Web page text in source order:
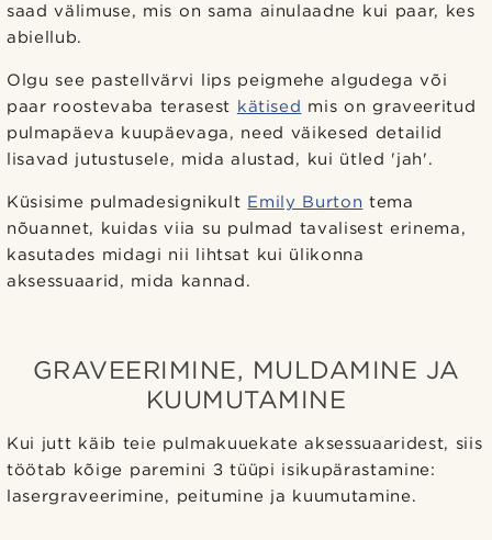
saad välimuse, mis on sama ainulaadne kui paar, kes
abiellub.
Olgu see pastellvärvi lips peigmehe algudega või
paar roostevaba terasest kätised mis on graveeritud
pulmapäeva kuupäevaga, need väikesed detailid
lisavad jutustusele, mida alustad, kui ütled 'jah'.
Küsisime pulmadesignikult Emily Burton tema
nõuannet, kuidas viia su pulmad tavalisest erinema,
kasutades midagi nii lihtsat kui ülikonna
aksessuaarid, mida kannad.
GRAVEERIMINE, MULDAMINE JA
KUUMUTAMINE
Kui jutt käib teie pulmakuuekate aksessuaaridest, siis
töötab kõige paremini 3 tüüpi isikupärastamine:
lasergraveerimine, peitumine ja kuumutamine.